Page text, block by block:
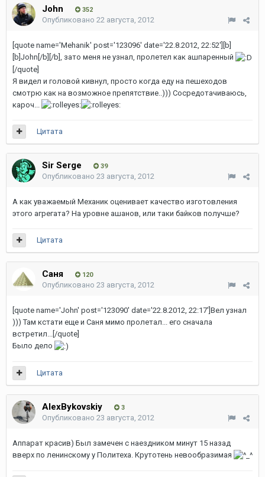
John 352
Опубликовано 22 августа, 2012
[quote name='Mehanik' post='123096' date='22.8.2012, 22:52'][b]
[b]John[/b][/b], зато меня не узнал, пролетел как ашпаренный
[/quote]
Я видел и головой кивнул, просто когда еду на пешеходов
смотрю как на возможное препятствие..))) Сосредотачиваюсь,
кароч...
Цитата
Sir Serge 39
Опубликовано 23 августа, 2012
А как уважаемый Механик оценивает качество изготовления
этого агрегата? На уровне ашанов, или таки байков получше?
Цитата
Саня 120
Опубликовано 23 августа, 2012
[quote name='John' post='123090' date='22.8.2012, 22:17']Вел узнал
))) Там кстати еще и Саня мимо пролетал... его сначала
встретил...[/quote]
Было дело
Цитата
AlexBykovskiy 3
Опубликовано 23 августа, 2012
Аппарат красив) Был замечен с наездником минут 15 назад
вверх по ленинскому у Политеха. Крутотень невообразимая